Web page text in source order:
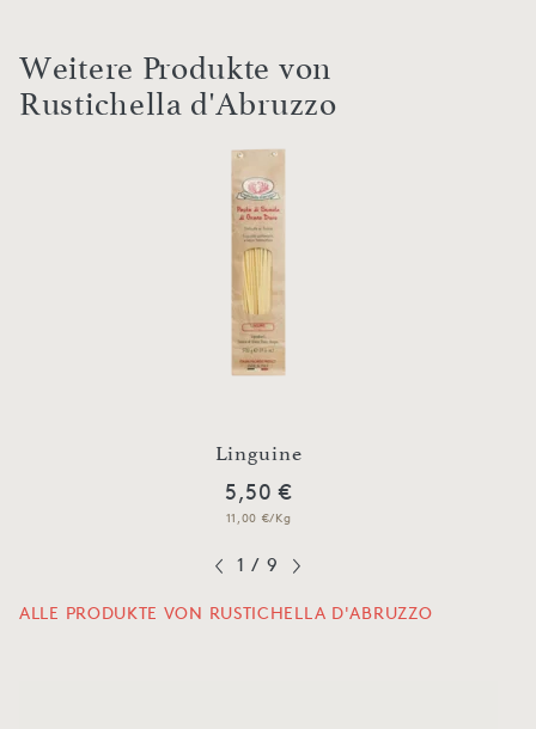
Weitere Produkte von
Rustichella d'Abruzzo
Linguine
5,50 €
11,00 €/Kg
1 / 9
ALLE PRODUKTE VON RUSTICHELLA D'ABRUZZO